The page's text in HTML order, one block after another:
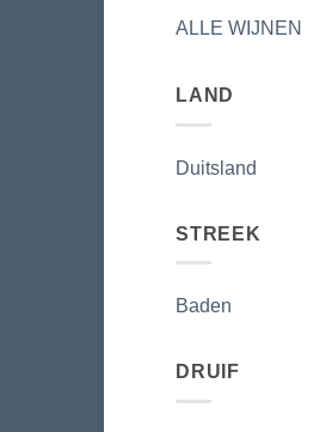
ALLE WIJNEN
LAND
Duitsland
STREEK
Baden
DRUIF